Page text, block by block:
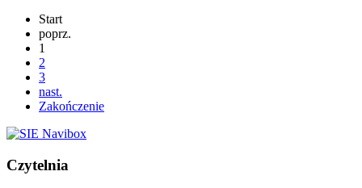
Start
poprz.
1
2
3
nast.
Zakończenie
Czytelnia